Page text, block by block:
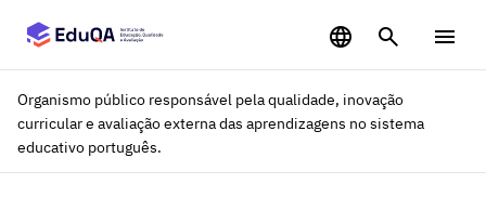
Organismo público responsável pela qualidade, inovação
curricular e avaliação externa das aprendizagens no sistema
educativo português.